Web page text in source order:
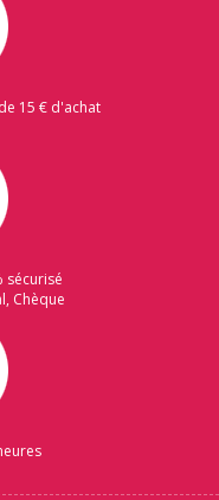
15 € d'achat
sécurisé
Chèque